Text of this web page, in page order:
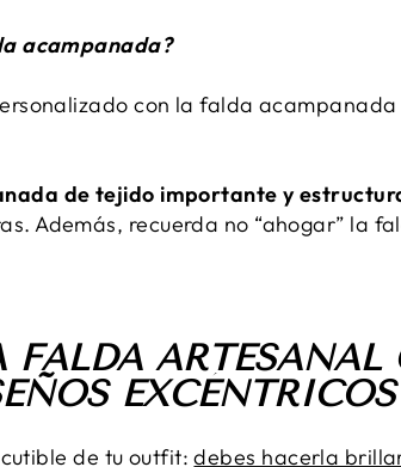
acampanada?
con la falda
de tejido importante y
Además, recuerda no “ahogar” la
FALDA ARTESANAL
de tu outfit:debes hacerla